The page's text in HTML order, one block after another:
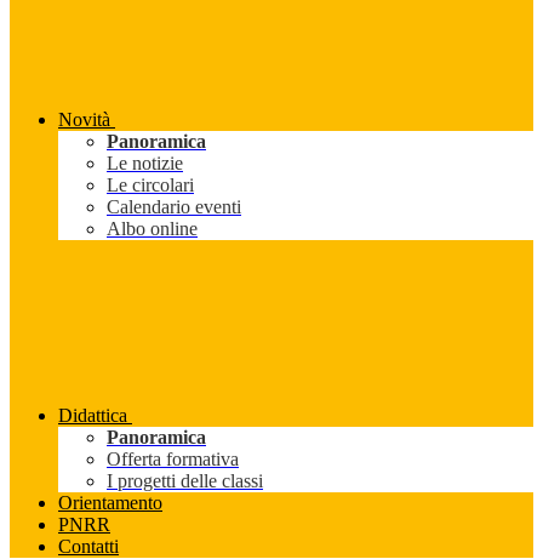
Novità
Panoramica
Le notizie
Le circolari
Calendario eventi
Albo online
Didattica
Panoramica
Offerta formativa
I progetti delle classi
Orientamento
PNRR
Contatti